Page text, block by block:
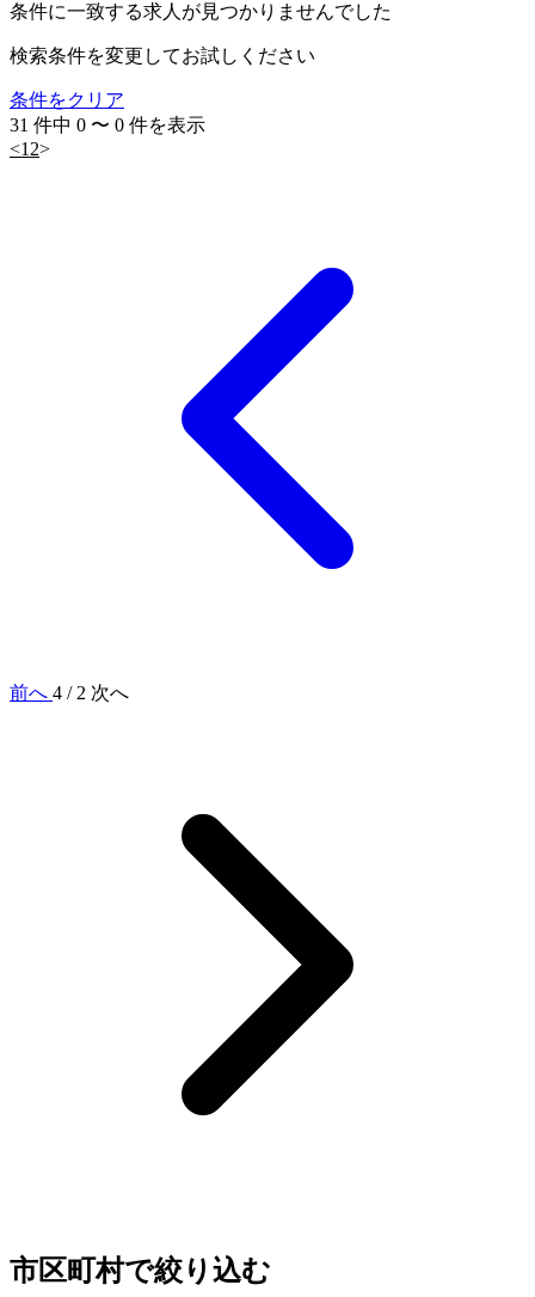
条件に一致する求人が見つかりませんでした
検索条件を変更してお試しください
条件をクリア
31 件中 0 〜 0 件を表示
<1 2>
前へ 4 / 2 次へ
市区町村で絞り込む